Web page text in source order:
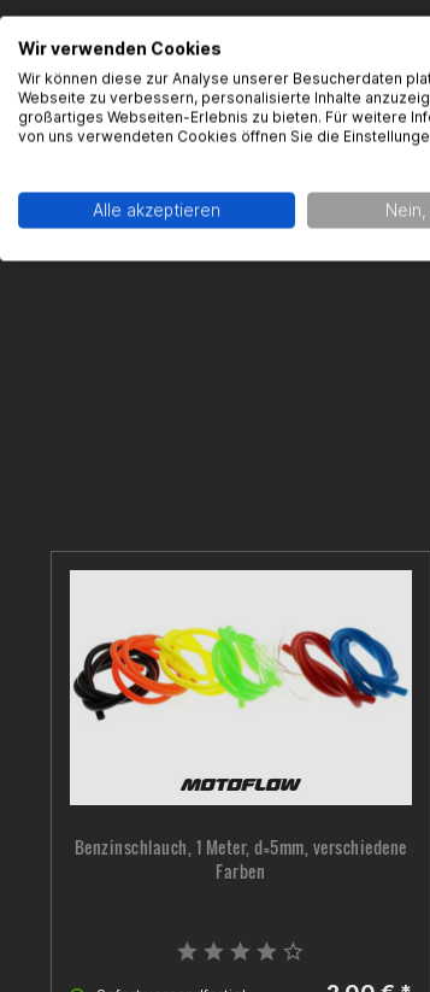
Benzinschlauch, 1 Meter, d=5mm, verschiedene
Farben
Wir verwenden Cookies
Wir können diese zur Analyse unserer Besucherdaten
Webseite zu verbessern, personalisierte Inhalte
großartiges Webseiten-Erlebnis zu bieten. Für weitere
von uns verwendeten Cookies öffnen Sie die
Alle akzeptieren